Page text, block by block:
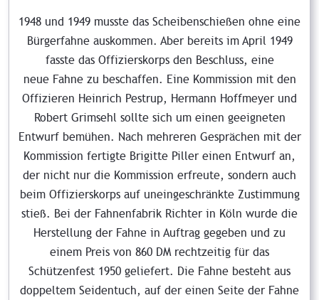
1948 und 1949 musste das Scheibenschießen ohne eine
Bürgerfahne auskommen. Aber bereits im April 1949
fasste das Offizierskorps den Beschluss, eine
neue Fahne zu beschaffen. Eine Kommission mit den
Offizieren Heinrich Pestrup, Hermann Hoffmeyer und
Robert Grimsehl sollte sich um einen geeigneten
Entwurf bemühen. Nach mehreren Gesprächen mit der
Kommission fertigte Brigitte Piller einen Entwurf an,
der nicht nur die Kommission erfreute, sondern auch
beim Offizierskorps auf uneingeschränkte Zustimmung
stieß. Bei der Fahnenfabrik Richter in Köln wurde die
Herstellung der Fahne in Auftrag gegeben und zu
einem Preis von 860 DM rechtzeitig für das
Schützenfest 1950 geliefert. Die Fahne besteht aus
doppeltem Seidentuch, auf der einen Seite der Fahne